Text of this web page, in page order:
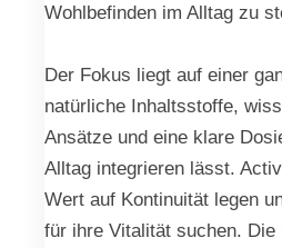
Wohlbefinden im Alltag zu
Der Fokus liegt auf einer
natürliche Inhaltsstoffe,
Ansätze und eine klare
Alltag integrieren lässt.
Wert auf Kontinuität legen
für ihre Vitalität suchen.